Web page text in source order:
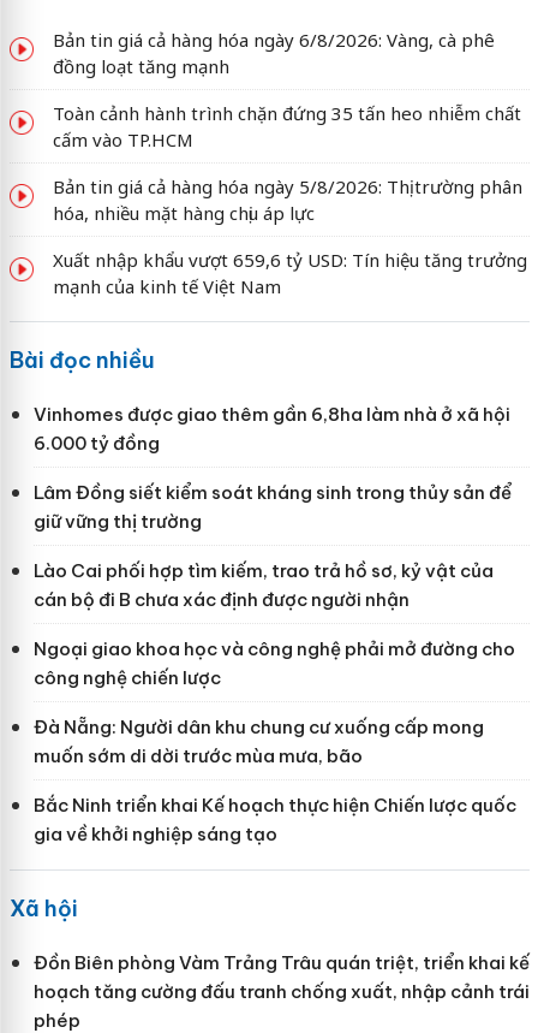
Bản tin giá cả hàng hóa ngày 6/8/2026: Vàng, cà phê
đồng loạt tăng mạnh
Toàn cảnh hành trình chặn đứng 35 tấn heo nhiễm chất
cấm vào TP.HCM
Bản tin giá cả hàng hóa ngày 5/8/2026: Thị trường phân
hóa, nhiều mặt hàng chịu áp lực
Xuất nhập khẩu vượt 659,6 tỷ USD: Tín hiệu tăng trưởng
mạnh của kinh tế Việt Nam
Bài đọc nhiều
Vinhomes được giao thêm gần 6,8ha làm nhà ở xã hội
6.000 tỷ đồng
Lâm Đồng siết kiểm soát kháng sinh trong thủy sản để
giữ vững thị trường
Lào Cai phối hợp tìm kiếm, trao trả hồ sơ, kỷ vật của
cán bộ đi B chưa xác định được người nhận
Ngoại giao khoa học và công nghệ phải mở đường cho
công nghệ chiến lược
Đà Nẵng: Người dân khu chung cư xuống cấp mong
muốn sớm di dời trước mùa mưa, bão
Bắc Ninh triển khai Kế hoạch thực hiện Chiến lược quốc
gia về khởi nghiệp sáng tạo
Xã hội
Đồn Biên phòng Vàm Trảng Trâu quán triệt, triển khai kế
hoạch tăng cường đấu tranh chống xuất, nhập cảnh trái
phép